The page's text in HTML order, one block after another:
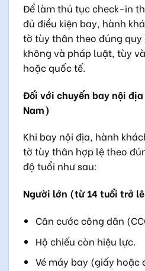
Để làm thủ tục check-in
đủ điều kiện bay, hành
tờ tùy thân theo đúng
không và pháp luật, tùy
hoặc quốc tế.
Đối với chuyến bay nội
Nam)
Khi bay nội địa, hành
tờ tùy thân hợp lệ theo
độ tuổi như sau:
Người lớn (từ 14 tuổi trở
Căn cước công dân
Hộ chiếu còn hiệu lực.
Vé máy bay (giấy hoặc